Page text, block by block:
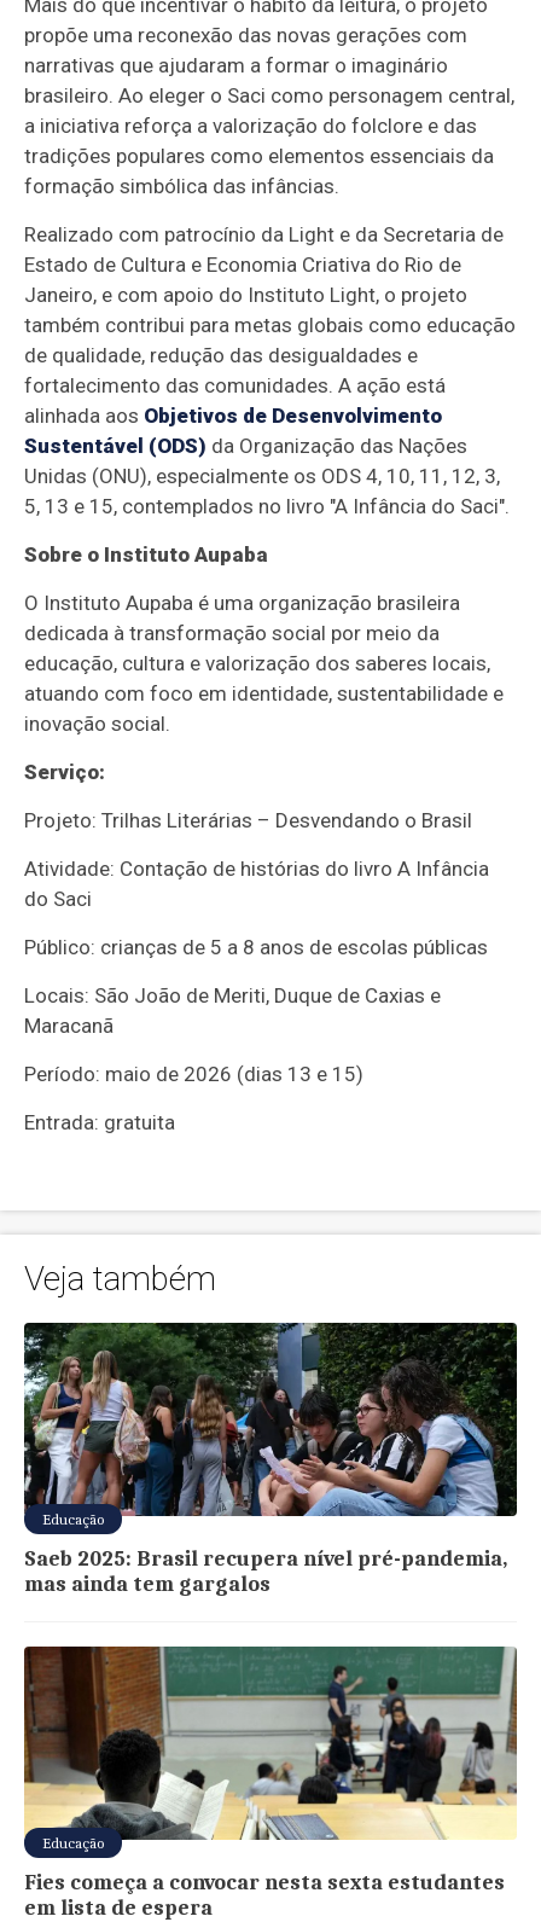
propõe uma reconexão das novas gerações com
narrativas que ajudaram a formar o imaginário
brasileiro. Ao eleger o Saci como personagem central,
a iniciativa reforça a valorização do folclore e das
tradições populares como elementos essenciais da
formação simbólica das infâncias.
Realizado com patrocínio da Light e da Secretaria de
Estado de Cultura e Economia Criativa do Rio de
Janeiro, e com apoio do Instituto Light, o projeto
também contribui para metas globais como educação
de qualidade, redução das desigualdades e
fortalecimento das comunidades. A ação está
alinhada aos Objetivos de Desenvolvimento
Sustentável (ODS) da Organização das Nações
Unidas (ONU), especialmente os ODS 4, 10, 11, 12, 3,
5, 13 e 15, contemplados no livro "A Infância do Saci".
Sobre o Instituto Aupaba
O Instituto Aupaba é uma organização brasileira
dedicada à transformação social por meio da
educação, cultura e valorização dos saberes locais,
atuando com foco em identidade, sustentabilidade e
inovação social.
Serviço:
Projeto: Trilhas Literárias – Desvendando o Brasil
Atividade: Contação de histórias do livro A Infância
do Saci
Público: crianças de 5 a 8 anos de escolas públicas
Locais: São João de Meriti, Duque de Caxias e
Maracanã
Período: maio de 2026 (dias 13 e 15)
Entrada: gratuita
Veja também
Educação
Saeb 2025: Brasil recupera nível pré-pandemia,
mas ainda tem gargalos
Educação
Fies começa a convocar nesta sexta estudantes
em lista de espera